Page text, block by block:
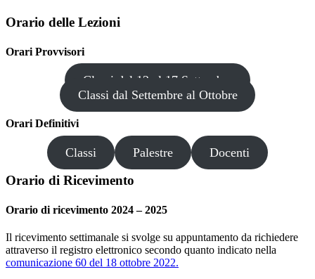
Orario delle Lezioni
Orari Provvisori
Classi dal 12 al 17 Settembre
Classi dal Settembre al Ottobre
Orari Definitivi
Classi Palestre Docenti
Orario di Ricevimento
Orario di ricevimento 2024 – 2025
Il ricevimento settimanale si svolge su appuntamento da richiedere
attraverso il registro elettronico secondo quanto indicato nella
comunicazione 60 del 18 ottobre 2022.